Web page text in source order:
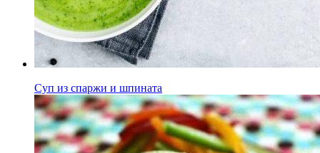
Суп из спаржи и шпината